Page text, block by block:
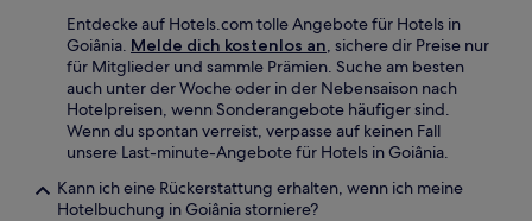
Entdecke auf Hotels.com tolle Angebote für Hotels in
Goiânia. Melde dich kostenlos an, sichere dir Preise nur
für Mitglieder und sammle Prämien. Suche am besten
auch unter der Woche oder in der Nebensaison nach
Hotelpreisen, wenn Sonderangebote häufiger sind.
Wenn du spontan verreist, verpasse auf keinen Fall
unsere Last-minute-Angebote für Hotels in Goiânia.
Kann ich eine Rückerstattung erhalten, wenn ich meine
Hotelbuchung in Goiânia storniere?